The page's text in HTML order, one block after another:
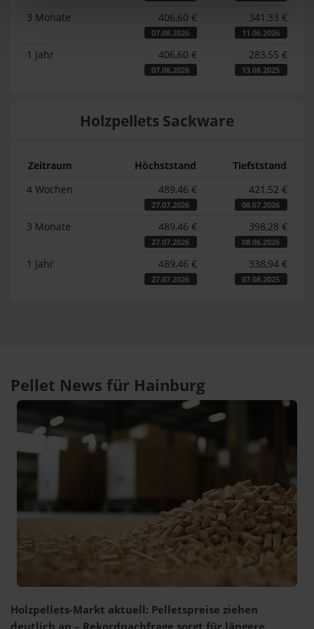
3 Monate 406,60 €
07.08.2026
341,33 €
11.06.2026
1 Jahr 406,60 €
07.08.2026
283,55 €
13.08.2025
Holzpellets Sackware
Zeitraum Höchststand
Tiefststand
4 Wochen
489,46 €
27.07.2026
421,52 €
08.07.2026
3 Monate 489,46 €
27.07.2026
398,28 €
08.06.2026
1 Jahr 489,46 €
27.07.2026
338,94 €
07.08.2025
Pellet News für Hainburg
Holzpellets-Markt aktuell: Pelletspreise ziehen